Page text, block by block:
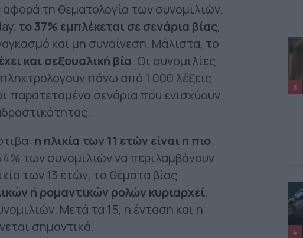
τη θεματολογία των συνομιλιών.
το 37% εμπλέκεται σε σενάρια βίας,
και μη συναίνεση. Μάλιστα, το
και σεξουαλική βία. Οι συνομιλίες
πάνω από 1.000 λέξεις
παρατεταμένα σενάρια που ενισχύουν
η ηλικία των 11 ετών είναι η πιο
των συνομιλιών να περιλαμβάνουν
των 13 ετών, τα θέματα βίας
ή ρομαντικών ρολών κυριαρχεί,
Μετά τα 15, η ένταση και η
σημαντικά.
3
4